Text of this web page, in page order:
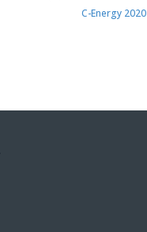
C-Energy 2020